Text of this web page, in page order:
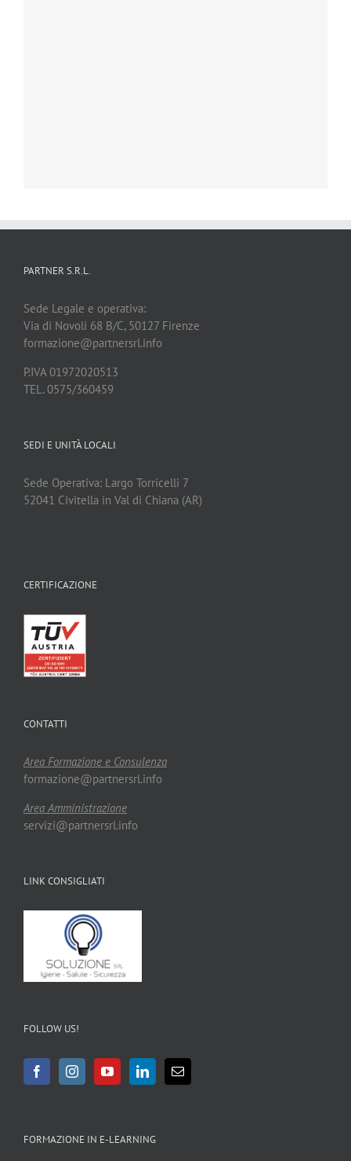
PARTNER S.R.L.
Sede Legale e operativa:
Via di Novoli 68 B/C, 50127 Firenze
formazione@partnersrl.info
P.IVA 01972020513
TEL. 0575/360459
SEDI E UNITÀ LOCALI
Sede Operativa: Largo Torricelli 7
52041 Civitella in Val di Chiana (AR)
CERTIFICAZIONE
CONTATTI
Area Formazione e Consulenza
formazione@partnersrl.info
Area Amministrazione
servizi@partnersrl.info
LINK CONSIGLIATI
FOLLOW US!
FORMAZIONE IN E-LEARNING